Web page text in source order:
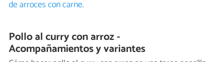
de arroces con carne.
Pollo al curry con arroz -
Acompañamientos y variantes